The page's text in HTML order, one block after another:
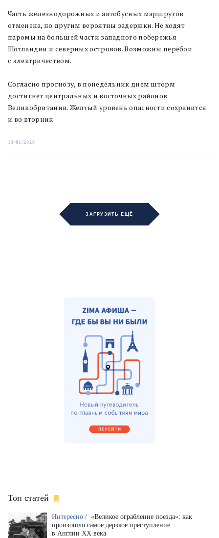
Часть железнодорожных и автобусных маршрутов
отменена, по другим вероятны задержки. Не ходят
паромы на большей части западного побережья
Шотландии и северных островов. Возможны перебои
с электричеством.
Согласно прогнозу, в понедельник днем шторм
достигнет центральных и восточных районов
Великобритании. Желтый уровень опасности сохранится
и во вторник.
13/01/2020
ЗАГРУЗИТЬ ЕЩЁ
Топ статей
Интересно / «Великое ограбление поезда»: как
произошло самое дерзкое преступление
в Англии XX века